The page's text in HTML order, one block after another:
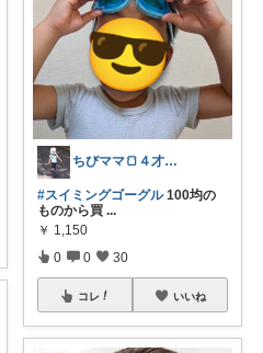
ちびママ🍞４才boy育児中
#スイミングゴーグル100均の
ものから買 ...
￥ 1,150
0 0 30
コレ いいね